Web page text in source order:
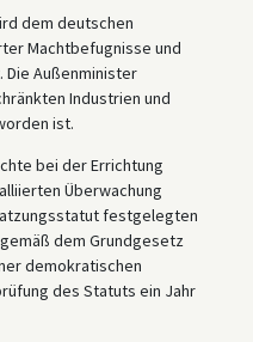
dem deutschen
Machtbefugnisse und
Außenminister
Industrien und
ist.
bei der Errichtung
Überwachung
festgelegten
dem Grundgesetz
demokratischen
des Statuts ein Jahr